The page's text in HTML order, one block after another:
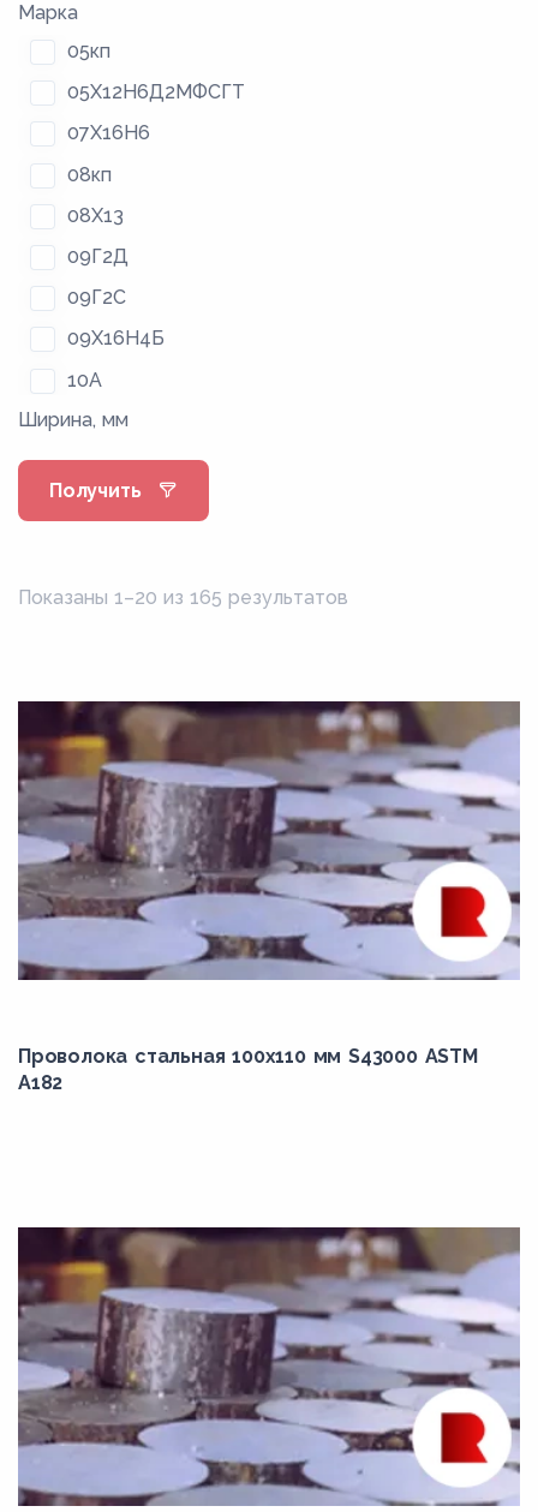
Марка
05кп
05Х12Н6Д2МФСГТ
07Х16Н6
08кп
08Х13
09Г2Д
09Г2С
09Х16Н4Б
10А
10кп
10Х17Н13М2Т
10ХСНД
12Х18Н10Т
12Х1МФ
12Х2Н4А
12Х2НВФА
12ХН
12ХН2
15Г
15ХМ
16Mo3
17Mn4
17Г1С
18MnMoNi5-5
18Х2Н4ВА
Ширина, мм
Получить
Показаны 1–20 из 165 результатов
Проволока стальная 100х110 мм S43000 ASTM
A182